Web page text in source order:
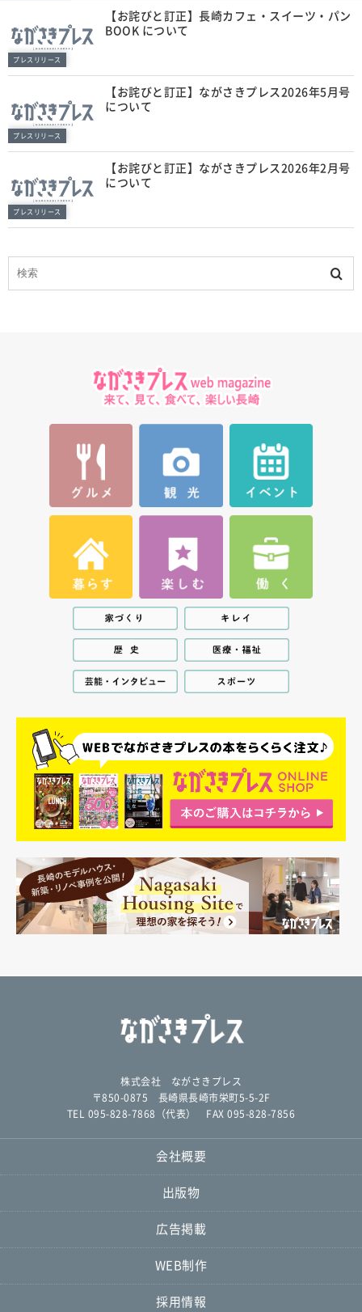
プレスリリース
【お詫びと訂正】長崎カフェ・スイーツ・パン
BOOK について
プレスリリース
【お詫びと訂正】ながさきプレス2026年5月号
について
プレスリリース
【お詫びと訂正】ながさきプレス2026年2月号
について
株式会社 ながさきプレス
〒850-0875 長崎県長崎市栄町5-5-2F
TEL 095-828-7868（代表） FAX 095-828-7856
会社概要
出版物
広告掲載
WEB制作
採用情報